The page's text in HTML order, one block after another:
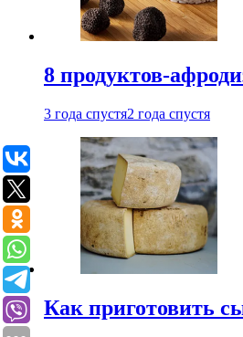
8 продуктов-
3 года спустя2 года спустя
Как приготовить